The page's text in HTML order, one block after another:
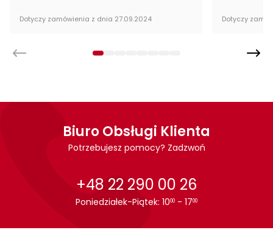
Wysokość: 56 cm
Długość:
Pokój: Salon
Kształt blatu: Prostokątny
Materiał blatu: Płyta MDF
Biały
Biały
Dotyczy zamówienia z dnia 27.09.2024 Dotyczy
Biuro Obsługi Klienta
Potrzebujesz pomocy? Zadzwoń
+48 22 290 00 26
Poniedziałek-Piątek: 1000 - 1700